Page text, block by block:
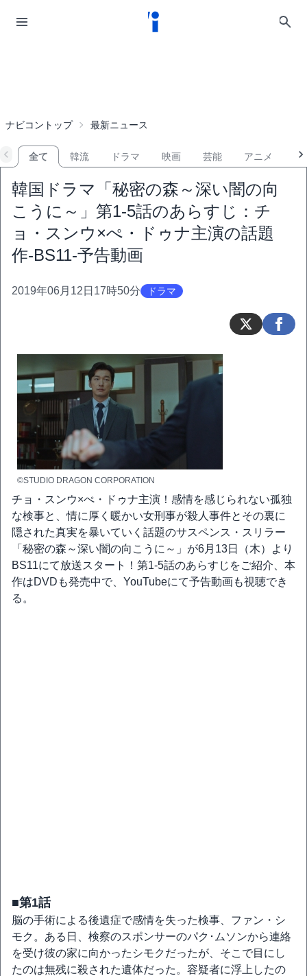
ナビコントップ 最新ニュース
全て 韓流 ドラマ 映画 芸能 アニメ
韓国ドラマ「秘密の森～深い闇の向
こうに～」第1-5話のあらすじ：チ
ョ・スンウ×ぺ・ドゥナ主演の話題
作-BS11-予告動画
2019年06月12日17時50分 ドラマ
©STUDIO DRAGON CORPORATION
チョ・スンウ×ぺ・ドゥナ主演！感情を感じられない孤独
な検事と、情に厚く暖かい女刑事が殺人事件とその裏に
隠された真実を暴いていく話題のサスペンス・スリラー
「秘密の森～深い闇の向こうに～」が6月13日（木）より
BS11にて放送スタート！第1-5話のあらすじをご紹介、本
作はDVDも発売中で、YouTubeにて予告動画も視聴でき
る。
■第1話
脳の手術による後遺症で感情を失った検事、ファン・シ
モク。ある日、検察のスポンサーのパク･ムソンから連絡
を受け彼の家に向かったシモクだったが、そこで目にし
たのは無残に殺された遺体だった。容疑者に浮上したの